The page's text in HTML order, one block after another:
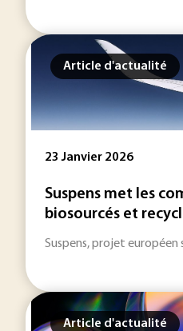
Article d'actualité
23 Janvier 2026
Suspens met les
biosourcés et
Suspens, projet européen
Article d'actualité